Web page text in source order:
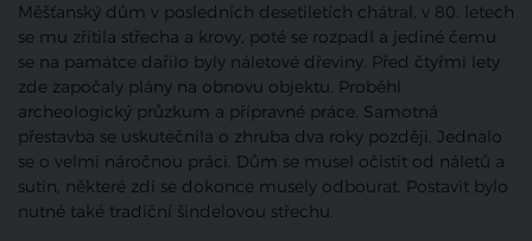
Měšťanský dům v posledních desetiletích chátral, v 80. letech
se mu zřítila střecha a krovy, poté se rozpadl a jediné čemu
se na památce dařilo byly náletové dřeviny. Před čtyřmi lety
zde započaly plány na obnovu objektu. Proběhl
archeologický průzkum a přípravné práce. Samotná
přestavba se uskutečnila o zhruba dva roky později. Jednalo
se o velmi náročnou práci. Dům se musel očistit od náletů a
sutin, některé zdi se dokonce musely odbourat. Postavit bylo
nutné také tradiční šindelovou střechu.